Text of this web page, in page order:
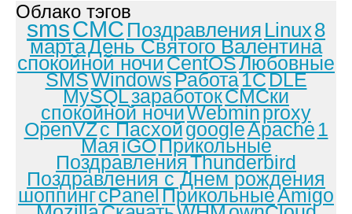
Облако тэгов
smsСМС Поздравления Linux8
мартаДень Святого Валентина
спокойной ночиCentOSЛюбовные
SMSWindowsРабота1СDLE
MySQLзаработокСМСки
спокойной ночиWebminproxy
OpenVZс ПасхойgoogleApache 1
МаяiGOПрикольные
ПоздравленияThunderbird
Поздравления с Днем рождения
шоппингcPanelПрикольныеAmigo